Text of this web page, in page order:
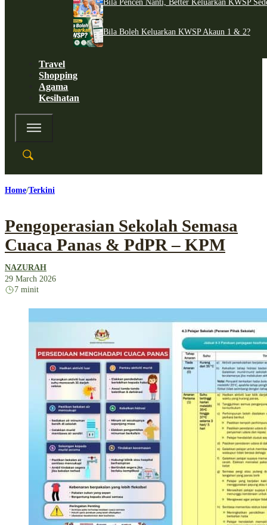
Bila Pencen Nanti, Better Keluarkan KWSP
Bila Boleh Keluarkan KWSP Akaun 1 & 2?
Travel
Shopping
Agama
Kesihatan
Home Terkini
Pengoperasian Sekolah Semasa
Cuaca Panas & PdPR – KPM
NAZURAH
29 March 2026
7 minit